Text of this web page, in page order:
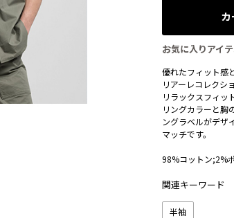
お気に入りアイ
優れたフィット感
リアーレコレクショ
リラックスフィッ
リングカラーと胸
ングラベルがデザ
マッチです。
98%コットン;2%
関連キーワード
半袖